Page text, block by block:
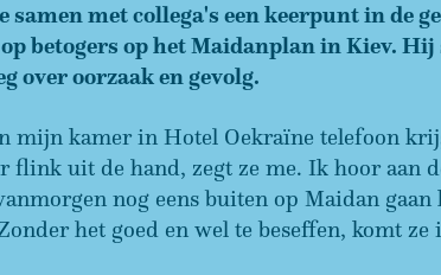
met collega's een keerpunt in de
betogers op het Maidanplan in Kiev. Hij
over oorzaak en gevolg.
mijn kamer in Hotel Oekraïne telefoon
flink uit de hand, zegt ze me. Ik hoor aan
nog eens buiten op Maidan
het goed en wel te beseffen, komt ze